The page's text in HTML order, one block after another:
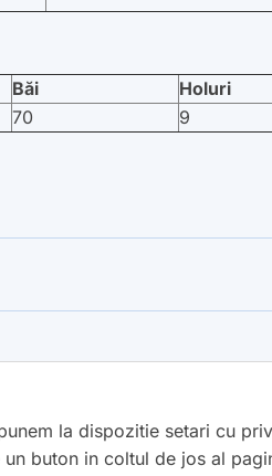
Băi
Holuri
70
9
la dispozitie setari cu
buton in coltul de jos al